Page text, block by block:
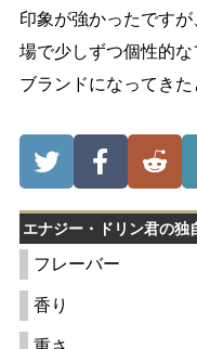
印象が強かったです
場で少しずつ個性的
ブランドになってきた
エナジー・ドリン君の独
フレーバー
香り